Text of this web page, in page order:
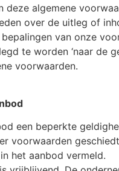
deze algemene
over de uitleg of
van onze
te worden ‘naar de
voorwaarden.
een beperkte
voorwaarden
het aanbod vermeld.